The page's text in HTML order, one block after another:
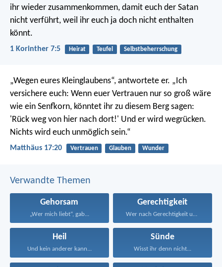
ihr wieder zusammenkommen, damit euch der Satan
nicht verführt, weil ihr euch ja doch nicht enthalten
könnt.
1 Korinther 7:5 Heirat Teufel Selbstbeherrschung
„Wegen eures Kleinglaubens“, antwortete er. „Ich
versichere euch: Wenn euer Vertrauen nur so groß wäre
wie ein Senfkorn, könntet ihr zu diesem Berg sagen:
'Rück weg von hier nach dort!' Und er wird wegrücken.
Nichts wird euch unmöglich sein.“
Matthäus 17:20 Vertrauen Glauben Wunder
Verwandte Themen
Gehorsam
„Wer mich liebt“, gab...
Gerechtigkeit
Wer nach Gerechtigkeit und...
Heil
Und kein anderer kann...
Sünde
Wisst ihr denn nicht...